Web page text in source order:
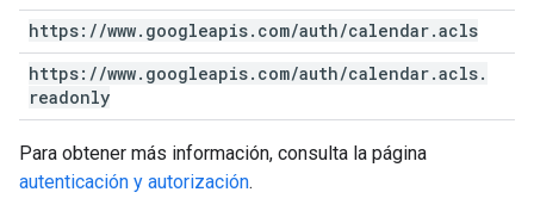
https: //www. googleapis. com/auth/calendar.acls
https: //www. googleapis. com/auth/calendar.acls.
readonly
Para obtener más información, consulta la página
autenticación y autorización.